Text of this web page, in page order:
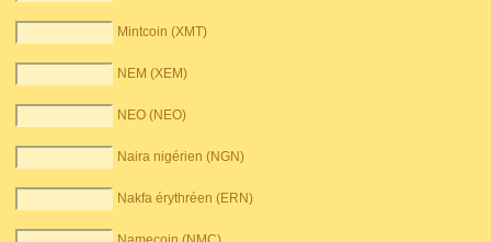
Mintcoin (XMT)
NEM (XEM)
NEO (NEO)
Naira nigérien (NGN)
Nakfa érythréen (ERN)